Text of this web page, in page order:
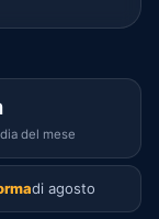
del mese
di agosto